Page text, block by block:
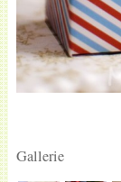
Gallerie